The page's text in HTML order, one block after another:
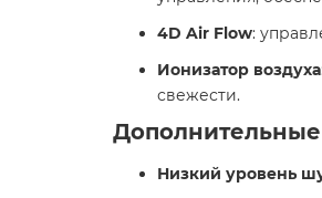
4D Air Flow:
Ионизатор воздуха
свежести. ​
Низкий уровень